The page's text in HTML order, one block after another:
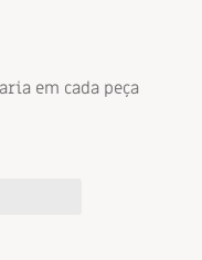
em cada peça